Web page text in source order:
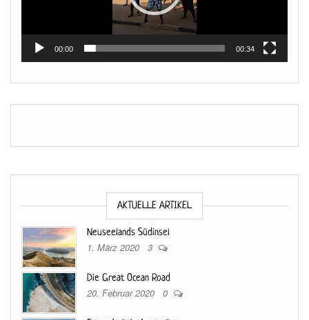
00:00 00:34
AKTUELLE ARTIKEL
Neuseelands Südinsel
1. März 2020 3
Die Great Ocean Road
20. Februar 2020 0